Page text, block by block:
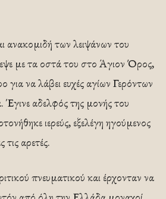
ανακομιδή των λειψάνων του
με τα οστά του στο Άγιον Όρος,
να λάβει ευχές αγίων Γερόντων
Έγινε αδελφός της μονής του
ιερεύς, εξελέγη ηγούμενος
τις αρετές.
πνευματικού και έρχονταν να